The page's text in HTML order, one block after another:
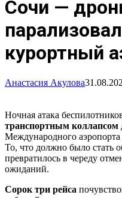
Сочи —
курортный
Анастасия Акулова
Ночная атака
транспортным коллапсом
Международного
То, что должно было
превратилось в череду
ожиданий.
Сорок три рейса